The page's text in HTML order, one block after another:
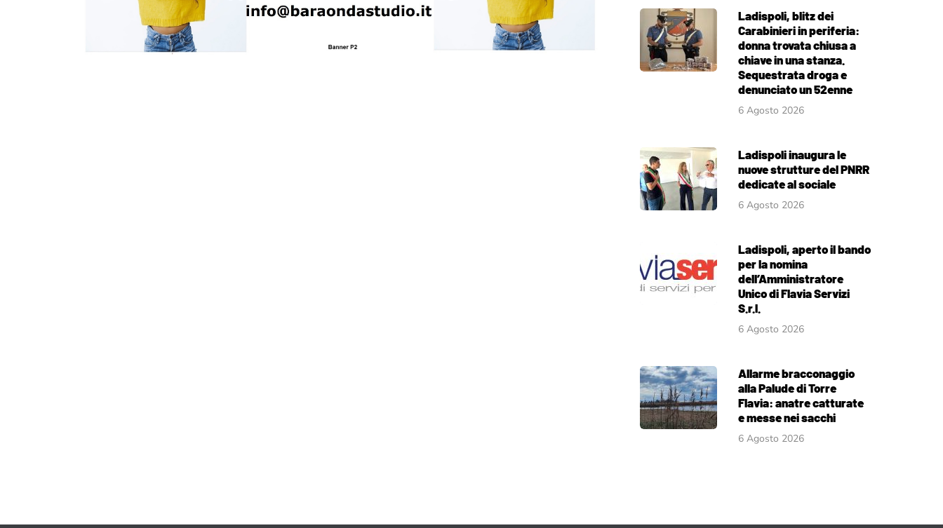
Ladispoli, blitz dei
Carabinieri in periferia:
donna trovata chiusa a
chiave in una stanza.
Sequestrata droga e
denunciato un 52enne
6 Agosto 2026
Ladispoli inaugura le
nuove strutture del PNRR
dedicate al sociale
6 Agosto 2026
Ladispoli, aperto il bando
per la nomina
dell’Amministratore
Unico di Flavia Servizi
S.r.l.
6 Agosto 2026
Allarme bracconaggio
alla Palude di Torre
Flavia: anatre catturate
e messe nei sacchi
6 Agosto 2026